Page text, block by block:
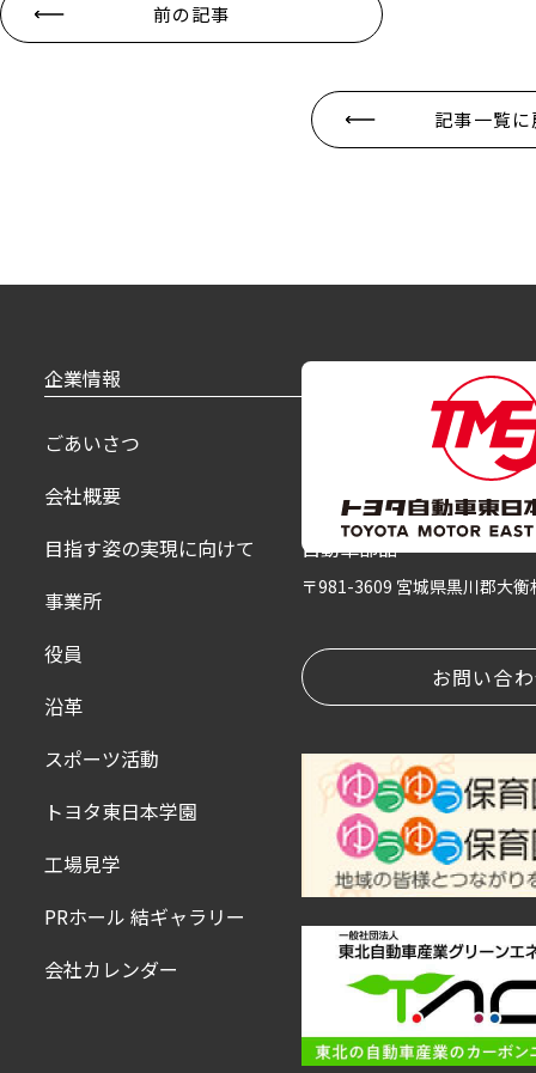
前の記事
記事一覧
企業情報
ごあいさつ
会社概要
目指す姿の実現に向けて
事業所
役員
沿革
スポーツ活動
トヨタ東日本学園
工場見学
PRホール 結ギャラリー
会社カレンダー
製品紹介
福祉車
自動車部品
〒981-3609 宮城県黒川郡大
お問い合